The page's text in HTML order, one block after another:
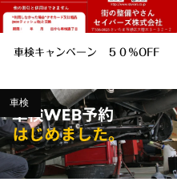
車検キャンペーン ５０％OFF
車検